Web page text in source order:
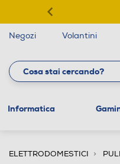
Negozi Volantini
Informatica
ELETTRODOMESTICI